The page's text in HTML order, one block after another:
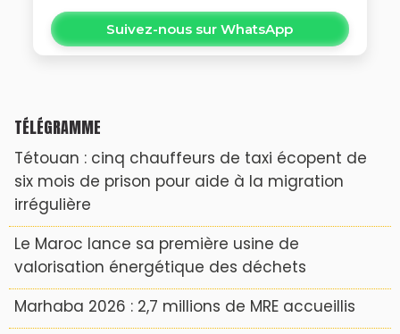
Suivez-nous sur WhatsApp
TÉLÉGRAMME
Tétouan : cinq chauffeurs de taxi écopent de
six mois de prison pour aide à la migration
irrégulière
Le Maroc lance sa première usine de
valorisation énergétique des déchets
Marhaba 2026 : 2,7 millions de MRE accueillis